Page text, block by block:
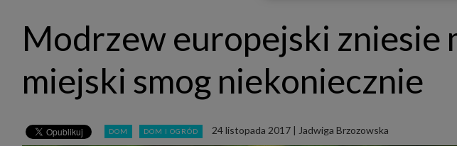
takie nie wymaga dodatkowej zgody z Twojej
zdecydujesz inaczej, dokonując stosownych
będą również instalować na Twoich
plików. Bliższe informacje o cookies znajdziesz
Administrator danych osobowych
Administratorami Twoich danych są podmioty z
PODMIIOTY ZALEŻNE:
Modrzew europejski zniesie
miejski smog niekoniecznie
DOM DOM I OGRÓD 24 listopada 2017| Jadwiga Brzozowska